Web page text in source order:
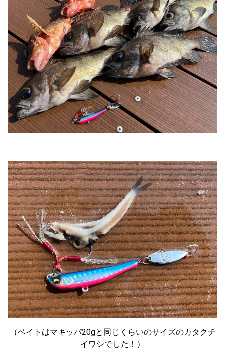
（ベイトはマキッパ20gと同じくらいのサイズのカタクチ
イワシでした！）